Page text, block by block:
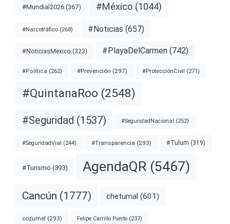
#Mundial2026 (367) #México (1044)
#Narcotráfico (268) #Noticias (657)
#NoticiasMexico (323) #PlayaDelCarmen (742)
#Política (262) #Prevención (297) #ProtecciónCivil (271)
#QuintanaRoo (2548)
#Seguridad (1537) #SeguridadNacional (252)
#SeguridadVial (244) #Transparencia (293) #Tulum (319)
#Turismo (393) AgendaQR (5467)
Cancún (1777) chetumal (601)
cozumel (293) Felipe Carrillo Puerto (237)